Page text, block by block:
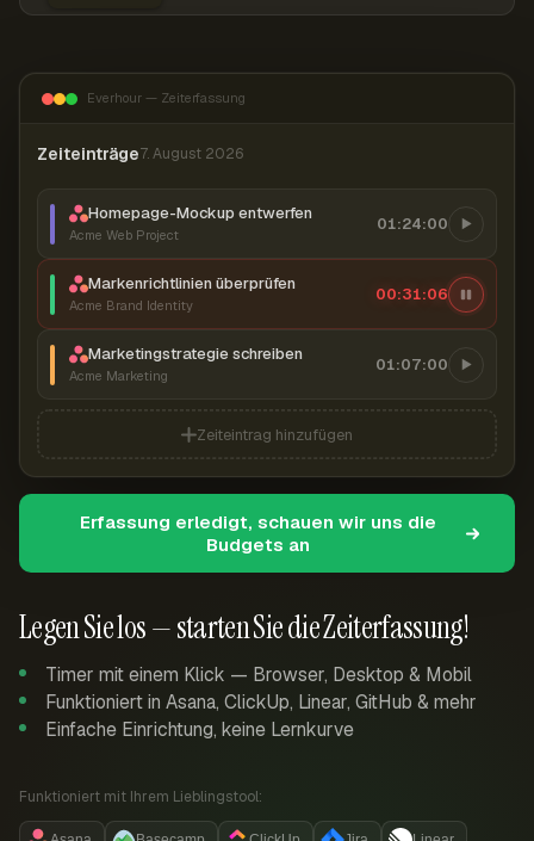
Legen Sie los — starten Sie die Zeiterfassung!
Timer mit einem Klick — Browser, Desktop & Mobil
Funktioniert in Asana, ClickUp, Linear, GitHub & mehr
Einfache Einrichtung, keine Lernkurve
Funktioniert mit Ihrem Lieblingstool:
Everhour — Zeiterfassung
Zeiteinträge7. August 2026
Homepage-Mockup entwerfen
Acme Web Project
01:24:00
Markenrichtlinien überprüfen
Acme Brand Identity
00:31:07
Marketingstrategie schreiben
Acme Marketing
01:07:00
Zeiteintrag hinzufügen
Erfassung erledigt, schauen wir uns die
Budgets an